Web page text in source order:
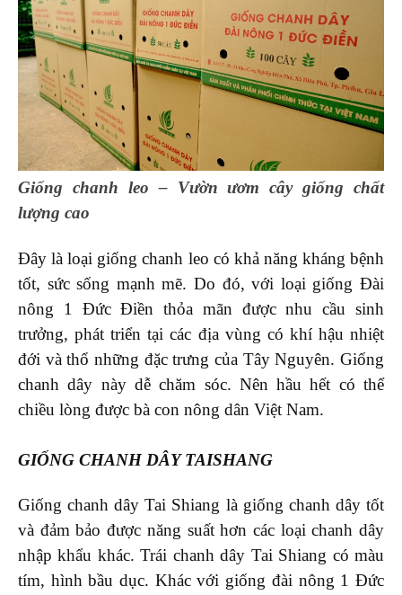
Giống chanh leo – Vườn ươm cây giống chất
lượng cao
Đây là loại giống chanh leo có khả năng kháng bệnh
tốt, sức sống mạnh mẽ. Do đó, với loại giống Đài
nông 1 Đức Điền thỏa mãn được nhu cầu sinh
trưởng, phát triển tại các địa vùng có khí hậu nhiệt
đới và thổ những đặc trưng của Tây Nguyên. Giống
chanh dây này dễ chăm sóc. Nên hầu hết có thể
chiều lòng được bà con nông dân Việt Nam.
GIỐNG CHANH DÂY TAISHANG
Giống chanh dây Tai Shiang là giống chanh dây tốt
và đảm bảo được năng suất hơn các loại chanh dây
nhập khẩu khác. Trái chanh dây Tai Shiang có màu
tím, hình bầu dục. Khác với giống đài nông 1 Đức